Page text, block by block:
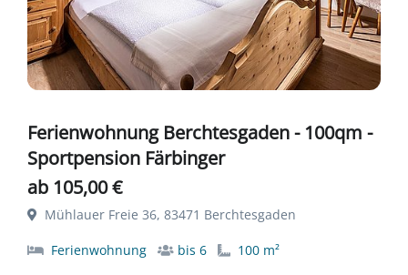
Ferienwohnung Berchtesgaden - 100qm -
Sportpension Färbinger
ab 105,00 €
Mühlauer Freie 36, 83471 Berchtesgaden
Ferienwohnung bis 6
100 m²